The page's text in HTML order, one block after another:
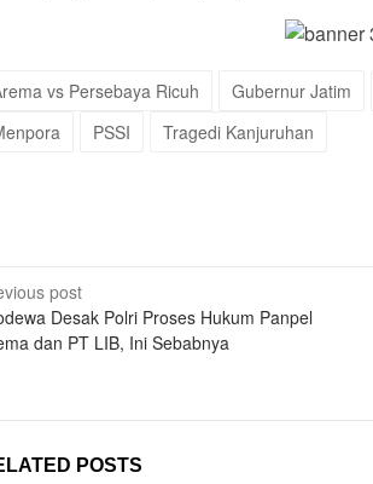
vs Persebaya Ricuh Gubernur Jatim
PSSI Tragedi Kanjuruhan
post
Desak Polri Proses Hukum Panpel
dan PT LIB, Ini Sebabnya
POSTS